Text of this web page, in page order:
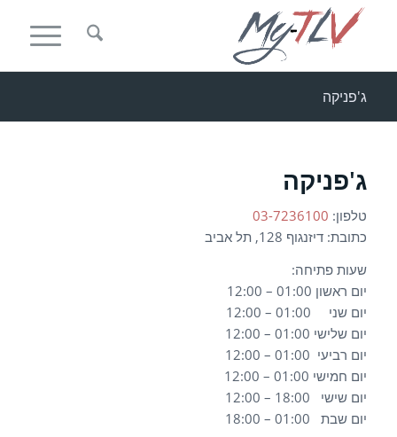
ג'פניקה
ג'פניקה
טלפון: 03-7236100
כתובת: דיזנגוף 128
, תל אביב
שעות פתיחה:
יום ראשון 01:00 – 12:00
יום שני 01:00 – 12:00
יום שלישי 01:00 – 12:00
יום רביעי 01:00 – 12:00
יום חמישי 01:00 – 12:00
יום שישי 18:00 – 12:00
יום שבת 01:00 – 18:00